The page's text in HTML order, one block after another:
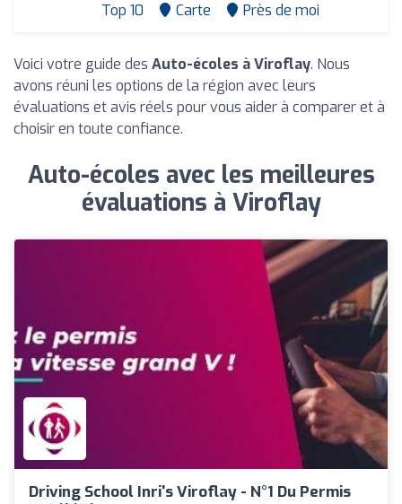
Top 10 Carte Près de moi
Voici votre guide des Auto-écoles à Viroflay. Nous
avons réuni les options de la région avec leurs
évaluations et avis réels pour vous aider à comparer et à
choisir en toute confiance.
Auto-écoles avec les meilleures
évaluations à Viroflay
Driving School Inri's Viroflay - N°1 Du Permis